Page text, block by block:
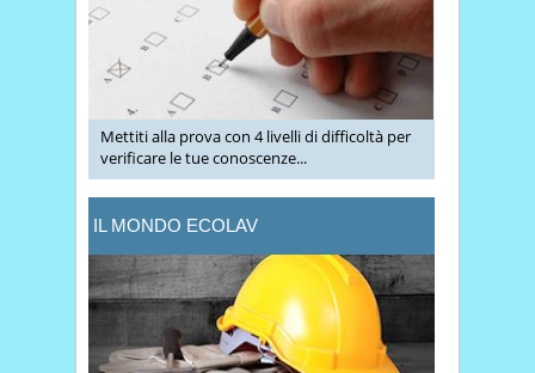
Mettiti alla prova con 4 livelli di difficoltà per
verificare le tue conoscenze...
IL MONDO ECOLAV